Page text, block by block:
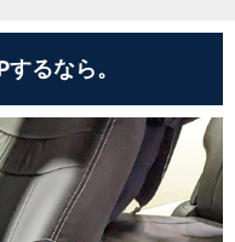
るなら。